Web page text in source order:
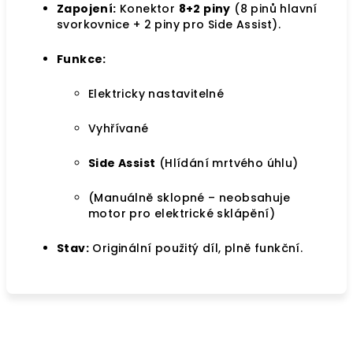
Zapojení: Konektor 8+2 piny (8 pinů hlavní
svorkovnice + 2 piny pro Side Assist).
Funkce:
Elektricky nastavitelné
Vyhřívané
Side Assist (Hlídání mrtvého úhlu)
(Manuálně sklopné – neobsahuje
motor pro elektrické sklápění)
Stav: Originální použitý díl, plně funkční.